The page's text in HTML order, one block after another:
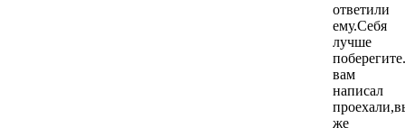
ответили
ему.Себя
лучше
вам
написал
же